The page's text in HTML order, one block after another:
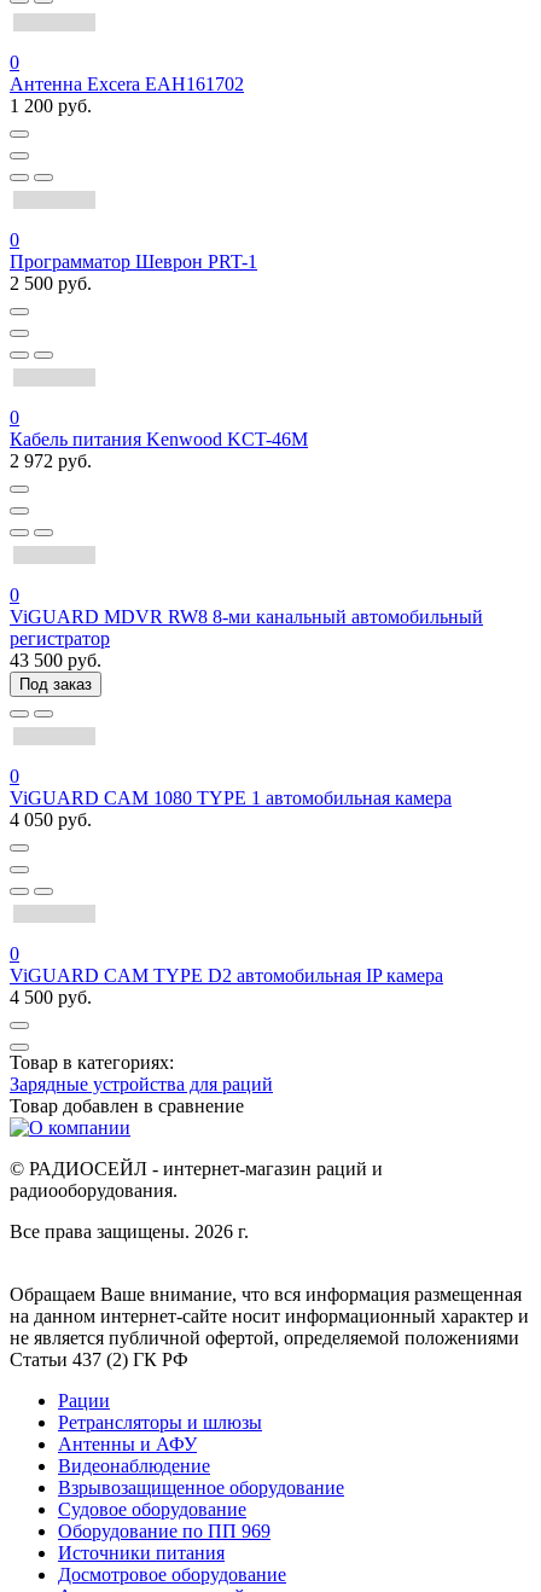
0
Антенна Excera EAH161702
1 200 руб.
0
Программатор Шеврон PRT-1
2 500 руб.
0
Кабель питания Kenwood KCT-46M
2 972 руб.
0
ViGUARD MDVR RW8 8-ми канальный автомобильный
регистратор
43 500 руб.
Под заказ
0
ViGUARD CAM 1080 TYPE 1 автомобильная камера
4 050 руб.
0
ViGUARD CAM TYPE D2 автомобильная IP камера
4 500 руб.
Товар в категориях:
Зарядные устройства для раций
Товар добавлен в сравнение
© РАДИОСЕЙЛ - интернет-магазин раций и
радиооборудования.
Все права защищены. 2026 г.
Обращаем Ваше внимание, что вся информация размещенная
на данном интернет-сайте носит информационный характер и
не является публичной офертой, определяемой положениями
Статьи 437 (2) ГК РФ
Рации
Ретрансляторы и шлюзы
Антенны и АФУ
Видеонаблюдение
Взрывозащищенное оборудование
Судовое оборудование
Оборудование по ПП 969
Источники питания
Досмотровое оборудование